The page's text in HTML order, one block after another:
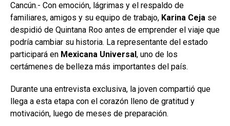
Cancún.- Con emoción, lágrimas y el respaldo de
familiares, amigos y su equipo de trabajo, Karina Ceja se
despidió de Quintana Roo antes de emprender el viaje que
podría cambiar su historia. La representante del estado
participará en Mexicana Universal , uno de los
certámenes de belleza más importantes del país.
Durante una entrevista exclusiva, la joven compartió que
llega a esta etapa con el corazón lleno de gratitud y
motivación, luego de meses de preparación.